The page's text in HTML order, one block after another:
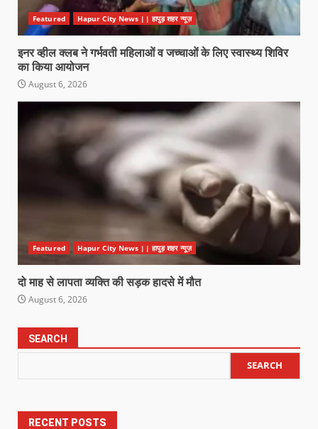
Featured Hapur City News || हापुड़ शहर न्यूज़
इनर व्हील क्लब ने गर्भवती महिलाओं व जच्चाओं के लिए स्वास्थ्य शिविर
का किया आयोजन
August 6, 2026
Featured Hapur City News || हापुड़ शहर न्यूज़
दो माह से लापता व्यक्ति की सड़क हादसे में मौत
August 6, 2026
SEARCH
SEARCH
RECENT POSTS